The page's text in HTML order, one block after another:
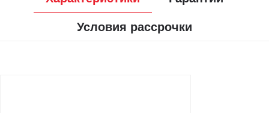
Условия рассрочки